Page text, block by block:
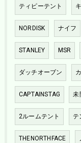
ティピーテント
NORDISK ナイフ
STANLEY MSR
ダッチオーブン
CAPTAINSTAG 未
2ルームテント テ
THENORTHFACE